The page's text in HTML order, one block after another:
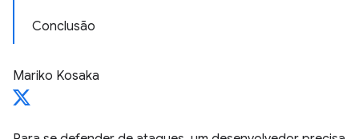
Conclusão
Mariko Kosaka